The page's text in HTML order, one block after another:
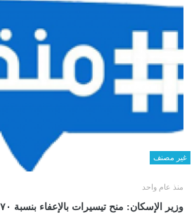
غير مصنف
منذ عام واحد